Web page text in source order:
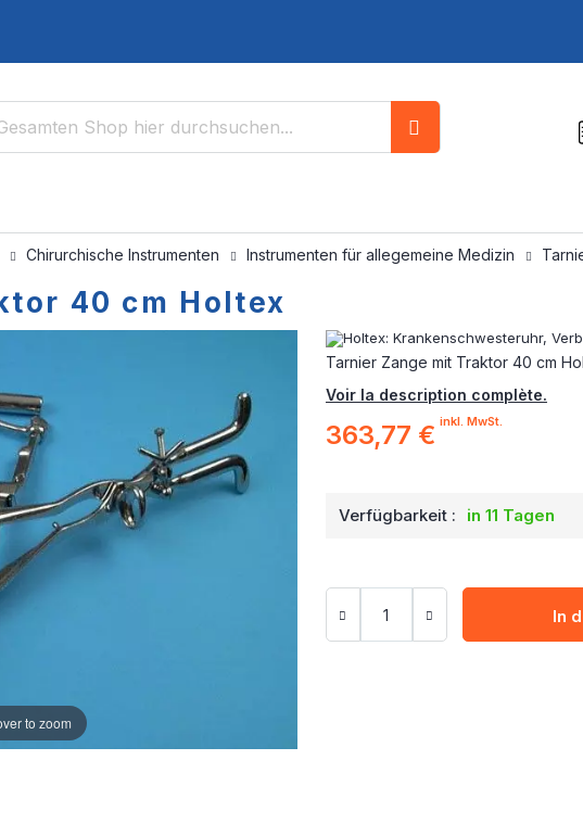
Chirurchische Instrumenten Instrumenten für allegemeine Medizin
40 cm Holtex
Tarnier Zange mit Traktor 40 cm
Voir la description complète.
363,77 € inkl. MwSt.
Verfügbarkeit : in 11 Tagen
In
to zoom